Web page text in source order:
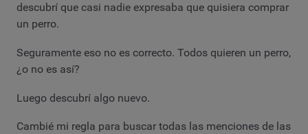
descubrí que casi nadie expresaba que quisiera comprar
un perro.
Seguramente eso no es correcto. Todos quieren un perro,
¿o no es así?
Luego descubrí algo nuevo.
Cambié mi regla para buscar todas las menciones de las